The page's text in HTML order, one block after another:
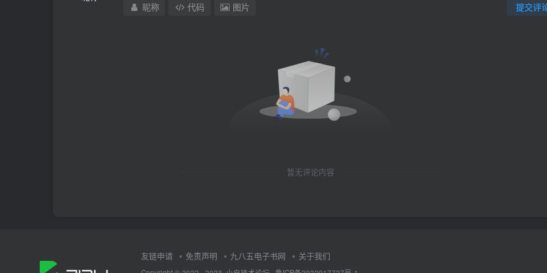
提交评
昵称 代码 图片
暂无评论内容
友链申请 免责声明 九八五电子书网 关于我们